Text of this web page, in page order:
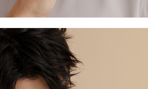
公司。
，請瀏覽以下網址：
徵得法定代理人或監護人之同意方可使用
未經同意申辦者引起之損失，本公司不負相關責
付」時，將依據個別帳號之用戶狀況，依本公司即
度；若仍有額度不足之情形，本公司將視審查結果
號或使用他人資訊註冊。若發現惡意使用之情形，
含以上)免運費
含以上)免運費